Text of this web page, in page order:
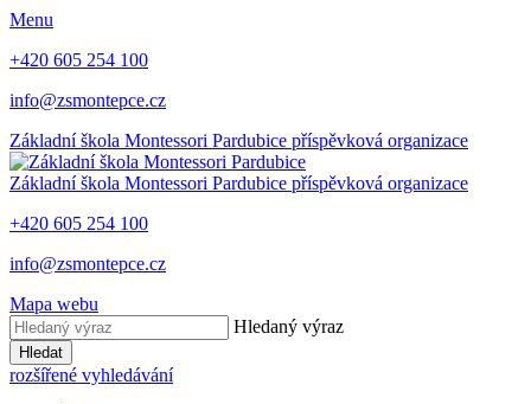
Menu
+420 605 254 100
info@zsmontepce.cz
Základní škola Montessori Pardubice příspěvková organizace
Základní škola Montessori Pardubice příspěvková organizace
+420 605 254 100
info@zsmontepce.cz
Mapa webu
Hledaný výraz
Hledat
rozšířené vyhledávání